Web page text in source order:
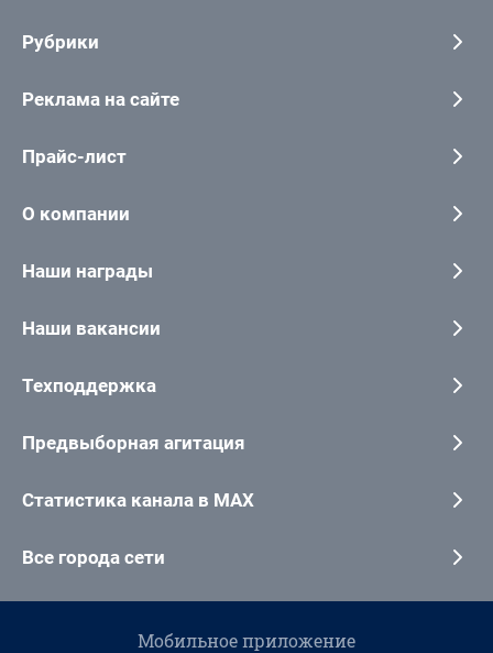
Рубрики
Реклама на сайте
Прайс-лист
О компании
Наши награды
Наши вакансии
Техподдержка
Предвыборная агитация
Статистика канала в MAX
Все города сети
Мобильное приложение